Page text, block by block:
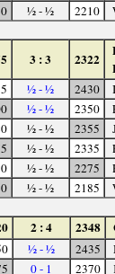
½ - ½ 2210
3 : 3 2322
½ - ½ 2430
½ - ½ 2350
½ - ½ 2355
½ - ½ 2335
½ - ½ 2275
½ - ½ 2185
2 : 4 2348
½ - ½ 2435
0 - 1 2370